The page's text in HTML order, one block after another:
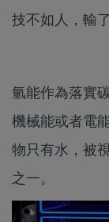
技不如人，輸
氫能作為落實
機械能或者電
物只有水，被
之一。